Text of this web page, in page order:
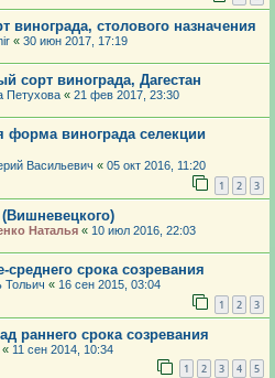
винограда, столового назначения
« 30 июн 2017, 17:19
сорт винограда, Дагестан
Петухова « 21 фев 2017, 23:30
форма винограда селекции
Васильевич « 05 окт 2016, 11:20
1 2 3
Наталья « 10 июл 2016, 22:03
срока созревания
Тольич « 16 сен 2015, 03:04
1 2 3
раннего срока созревания
« 11 сен 2014, 10:34
1 2 3 4 5